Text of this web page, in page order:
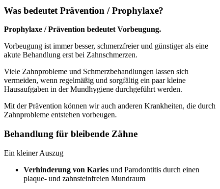
Was bedeutet Prävention / Prophylaxe?
Prophylaxe / Prävention bedeutet Vorbeugung.
Vorbeugung ist immer besser, schmerzfreier und günstiger als eine
akute Behandlung erst bei Zahnschmerzen.
Viele Zahnprobleme und Schmerzbehandlungen lassen sich
vermeiden, wenn regelmäßig und sorgfältig ein paar kleine
Hausaufgaben in der Mundhygiene durchgeführt werden.
Mit der Prävention können wir auch anderen Krankheiten, die durch
Zahnprobleme entstehen vorbeugen.
Behandlung für bleibende Zähne
Ein kleiner Auszug
Verhinderung von Karies und Parodontitis durch einen
plaque- und zahnsteinfreien Mundraum